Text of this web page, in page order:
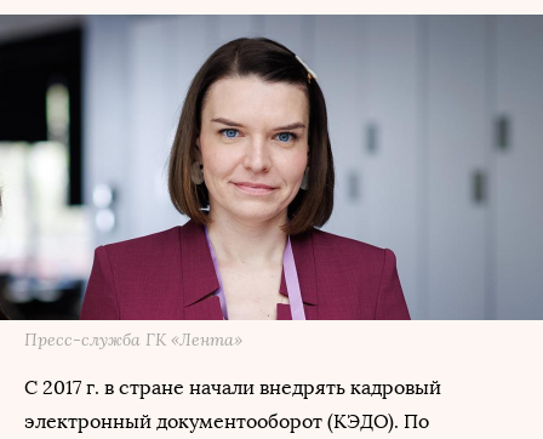
Пресс-служба ГК «Лента»
С 2017 г. в стране начали внедрять кадровый
электронный документооборот (КЭДО). По